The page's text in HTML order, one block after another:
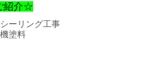
紹介☆
ーリング工事
塗料